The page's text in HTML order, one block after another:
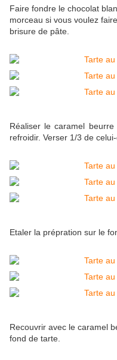
Faire fondre le chocolat
morceau si vous voulez
brisure de pâte.
Réaliser le caramel
refroidir. Verser 1/3 de
Etaler la prépration sur le
Recouvrir avec le caramel
fond de tarte.